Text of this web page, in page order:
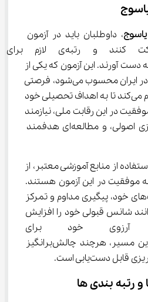
، داوطلبان باید در آزمون
سراسری کنکور شرکت کنند و
به دست آورند. این آزمون که یکی از
مهم‌ترین مراحل آموزشی در ایران محسوب می‌شود، فرصتی
را برای دانش‌آموزان فراهم می‌کند تا به اهداف تحصیلی خود
در این رقابت ملی، نیازمند
پشتکار فراوان، برنامه‌ریزی اصولی، و مطالعه‌ای هدفمند
منظم و استفاده از منابع آموزشی معتبر، از
موفقیت در این آزمون هستند.
داوطلبان با تقویت مهارت‌های خود، پیگیری مداوم و تمرکز
تحصیلی‌، می‌توانند شانس قبولی خود را افزایش
خود برای
جامه‌ی عمل بپوشانند. این مسیر، هرچند چالش‌برانگیز
‌بندی ‌ها